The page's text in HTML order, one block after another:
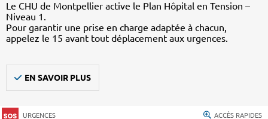
Le CHU de Montpellier active le Plan Hôpital en Tension –
Niveau 1.
Pour garantir une prise en charge adaptée à chacun,
appelez le 15 avant tout déplacement aux urgences.
EN SAVOIR PLUS
URGENCES ACCÈS RAPIDES